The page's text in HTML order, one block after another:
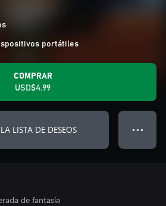
portátiles
COMPRAR
USD$4.99
LISTA DE DESEOS ● ● ●
de fantasía